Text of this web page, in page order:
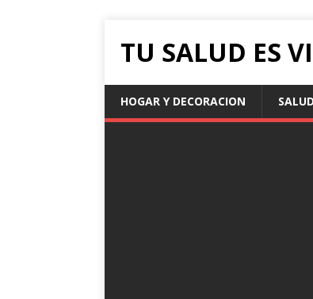
TU SALUD ES
HOGAR Y DECORACION